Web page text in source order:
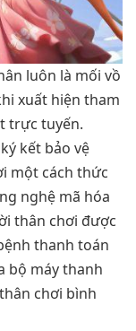
luôn là mối vồ
xuất hiện tham
trực tuyến.
kết bảo vệ
một cách thức
nghệ mã hóa
thân chơi được
thanh toán
bộ máy thanh
chơi bình